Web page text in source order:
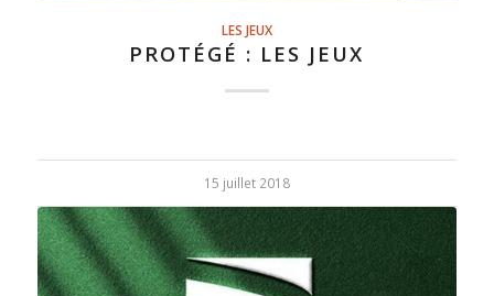
LES JEUX
PROTÉGÉ : LES JEUX
15 juillet 2018